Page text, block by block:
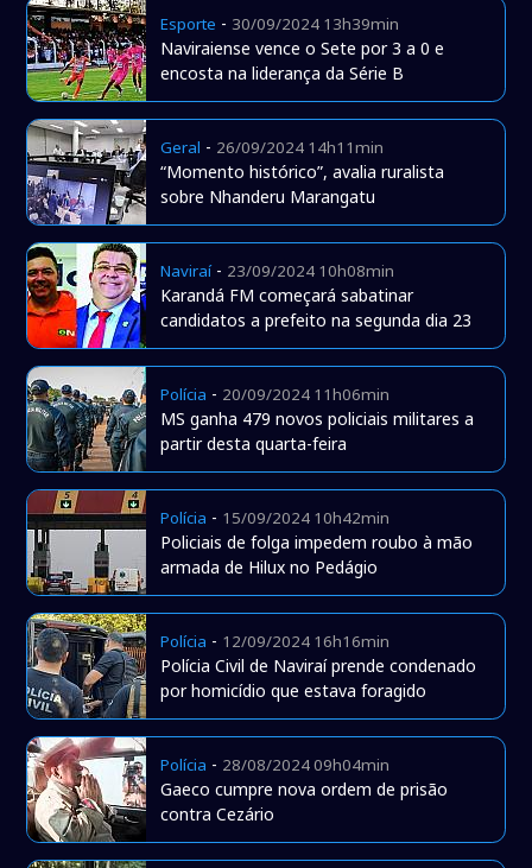
Esporte - 30/09/2024 13h39min
Naviraiense vence o Sete por 3 a 0 e
encosta na liderança da Série B
Geral - 26/09/2024 14h11min
“Momento histórico”, avalia ruralista
sobre Nhanderu Marangatu
Naviraí- 23/09/2024 10h08min
Karandá FM começará sabatinar
candidatos a prefeito na segunda dia 23
Polícia - 20/09/2024 11h06min
MS ganha 479 novos policiais militares a
partir desta quarta-feira
Polícia - 15/09/2024 10h42min
Policiais de folga impedem roubo à mão
armada de Hilux no Pedágio
Polícia - 12/09/2024 16h16min
Polícia Civil de Naviraí prende condenado
por homicídio que estava foragido
Polícia - 28/08/2024 09h04min
Gaeco cumpre nova ordem de prisão
contra Cezário